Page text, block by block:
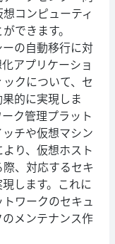
コンピューティ
できます。
の自動移行に対
アプリケーショ
クについて、セ
的に実現しま
ク管理プラット
チや仮想マシン
り、仮想ホスト
、対応するセキ
します。これに
ワークのセキュ
メンテナンス作